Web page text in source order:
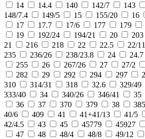
14
14.4 140 142/7 143
148/7.4
149/5 15 155/20 16
17
17.7 17/6 177 179
19
192/24 194/21 20 203
21
216 218 22 22.5 22/11
235
236/26 238/23.8 24 24.7
255
26 267/26 27 27/2
282
29 292 294 297
310
314/31 318 32.6 329/49
333/40
34 340/26 346/41 35
36
37 370 379 38 385
40/6
409 41 41+41/13 41/5
42/4.5
43 45 45779 45927
47
48 48/4 48/8 49/12